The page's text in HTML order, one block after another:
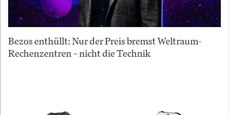
Bezos enthüllt: Nur der Preis bremst Weltraum-
Rechenzentren – nicht die Technik